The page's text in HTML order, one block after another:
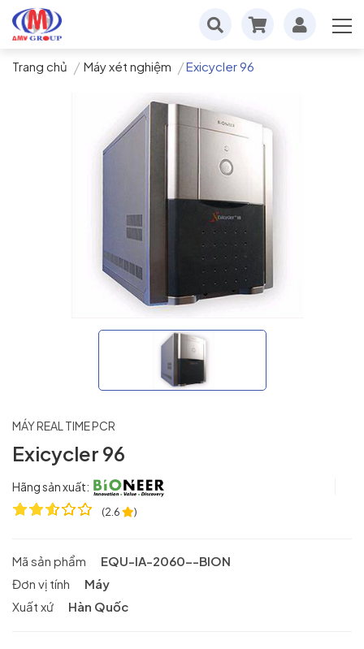
Trang chủ Máy xét nghiệm Exicycler 96
MÁY REAL TIME PCR
Exicycler 96
Hãng sản xuất:
(2.6 )
Mã sản phẩm
EQU-IA-2060--BION
Đơn vị tính
Máy
Xuất xứ
Hàn Quốc